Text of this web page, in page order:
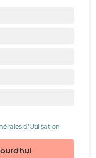
d'Utilisation